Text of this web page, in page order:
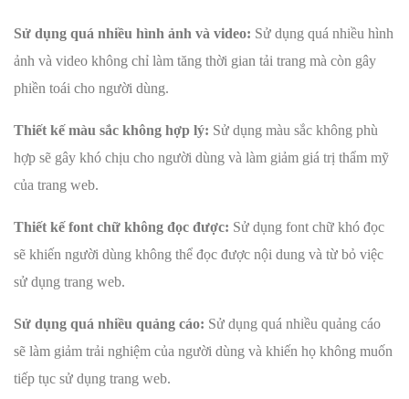
Sử dụng quá nhiều hình ảnh và video: Sử dụng quá nhiều hình
ảnh và video không chỉ làm tăng thời gian tải trang mà còn gây
phiền toái cho người dùng.
Thiết kế màu sắc không hợp lý: Sử dụng màu sắc không phù
hợp sẽ gây khó chịu cho người dùng và làm giảm giá trị thẩm mỹ
của trang web.
Thiết kế font chữ không đọc được: Sử dụng font chữ khó đọc
sẽ khiến người dùng không thể đọc được nội dung và từ bỏ việc
sử dụng trang web.
Sử dụng quá nhiều quảng cáo: Sử dụng quá nhiều quảng cáo
sẽ làm giảm trải nghiệm của người dùng và khiến họ không muốn
tiếp tục sử dụng trang web.